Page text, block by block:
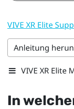
VIVE XR Elite
Anleitung
VIVE XR Elite
In